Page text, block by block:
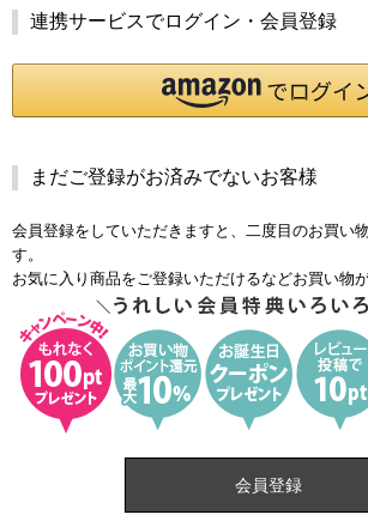
連携サービスでログイン・会員登録
まだご登録がお済みでないお客様
会員登録をしていただきますと、二度目のお買い
す。
お気に入り商品をご登録いただけるなどお買い物
会員登録